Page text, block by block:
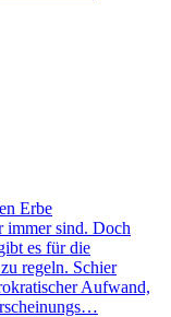
Erbe
immer sind. Doch
es für die
regeln. Schier
Aufwand,